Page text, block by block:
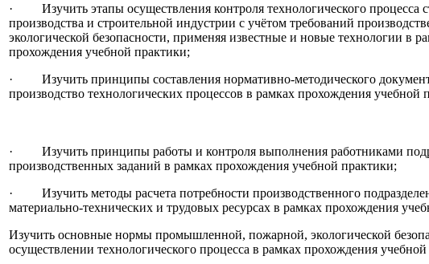
· Изучить этапы осуществления контроля технологического процесса
производства и строительной индустрии с учётом требований
экологической безопасности, применяя известные и новые технологии в
прохождения учебной практики;
· Изучить принципы составления нормативно-методического
производство технологических процессов в рамках прохождения учебной
· Изучить принципы работы и контроля выполнения работниками
производственных заданий в рамках прохождения учебной практики;
· Изучить методы расчета потребности производственного
материально-технических и трудовых ресурсах в рамках прохождения
Изучить основные нормы промышленной, пожарной, экологической
осуществлении технологического процесса в рамках прохождения